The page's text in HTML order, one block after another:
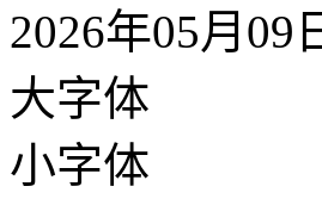
2026年05月
大字体
小字体